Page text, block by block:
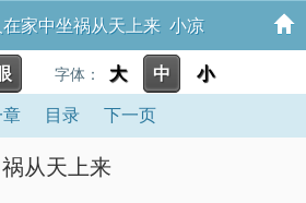
家中坐祸从天上来 小凉
字体： 大 中 小
章 目录 下一页
从天上来